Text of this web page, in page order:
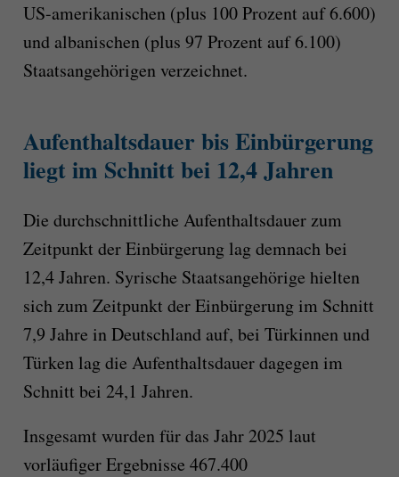
US-amerikanischen (plus 100 Prozent auf 6.600)
und albanischen (plus 97 Prozent auf 6.100)
Staatsangehörigen verzeichnet.
Aufenthaltsdauer bis Einbürgerung
liegt im Schnitt bei 12,4 Jahren
Die durchschnittliche Aufenthaltsdauer zum
Zeitpunkt der Einbürgerung lag demnach bei
12,4 Jahren. Syrische Staatsangehörige hielten
sich zum Zeitpunkt der Einbürgerung im Schnitt
7,9 Jahre in Deutschland auf, bei Türkinnen und
Türken lag die Aufenthaltsdauer dagegen im
Schnitt bei 24,1 Jahren.
Insgesamt wurden für das Jahr 2025 laut
vorläufiger Ergebnisse 467.400